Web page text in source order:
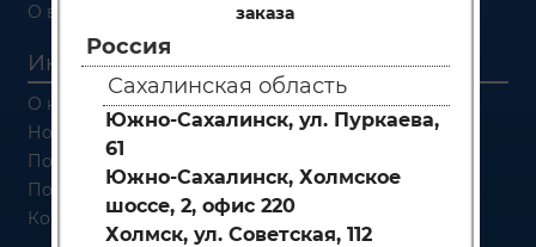
заказа
Россия
Сахалинская область
Южно-Сахалинск, ул. Пуркаева,
61
Южно-Сахалинск, Холмское
шоссе, 2, офис 220
Холмск, ул. Советская, 112
О возврате
Информация
О компании
Новости
Политика конфиденциальности
Политика обработки персональных данных
Контакты